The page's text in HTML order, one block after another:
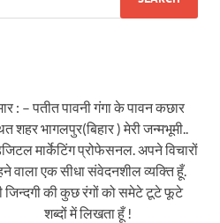
: – पतीत पावनी गंगा के पावन कछार
शहर भागलपुर(बिहार ) मेरी जन्मभूमी..
मार्केटिंग प्रोफेसनल. अपने विचारों
वाला एक सीधा संवेदनशील व्यक्ति हूँ.
जिन्दगी की कुछ रंगों को समेटे टूटे फूटे
शब्दों में लिखता हूँ !